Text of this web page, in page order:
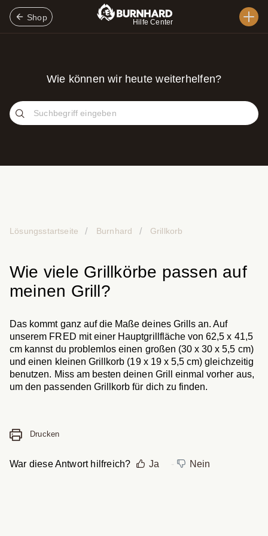
Shop
Hilfe Center
Wie können wir heute weiterhelfen?
Lösungsstartseite Burnhard Grillkorb
Wie viele Grillkörbe passen auf
meinen Grill?
Das kommt ganz auf die Maße deines Grills an. Auf
unserem FRED mit einer Hauptgrillfläche von 62,5 x 41,5
cm kannst du problemlos einen großen (30 x 30 x 5,5 cm)
und einen kleinen Grillkorb (19 x 19 x 5,5 cm) gleichzeitig
benutzen. Miss am besten deinen Grill einmal vorher aus,
um den passenden Grillkorb für dich zu finden.
War diese Antwort hilfreich? Ja Nein
Drucken